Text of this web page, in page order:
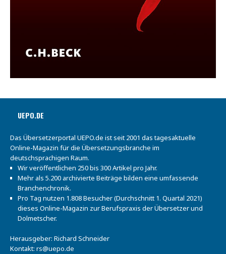
UEPO.DE
Das Übersetzerportal UEPO.de ist seit 2001 das tagesaktuelle
Online-Magazin für die Übersetzungsbranche im
deutschsprachigen Raum.
Wir veröffentlichen 250 bis 300 Artikel pro Jahr.
Mehr als 5.200 archivierte Beiträge bilden eine umfassende
Branchenchronik.
Pro Tag nutzen 1.808 Besucher (Durchschnitt 1. Quartal 2021)
dieses Online-Magazin zur Berufspraxis der Übersetzer und
Dolmetscher.
Herausgeber: Richard Schneider
Kontakt: rs@uepo.de